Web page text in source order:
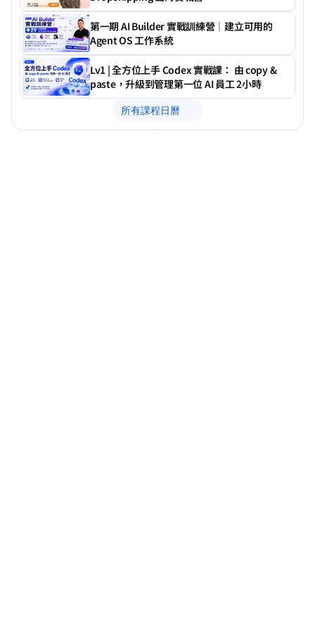
第一期 AI Builder 實戰訓練營｜建立可用的
Agent OS 工作系統
Lv1 | 全方位上手 Codex 實戰課： 由 copy &
paste，升級到管理第一位 AI 員工 2小時
所有課程日曆